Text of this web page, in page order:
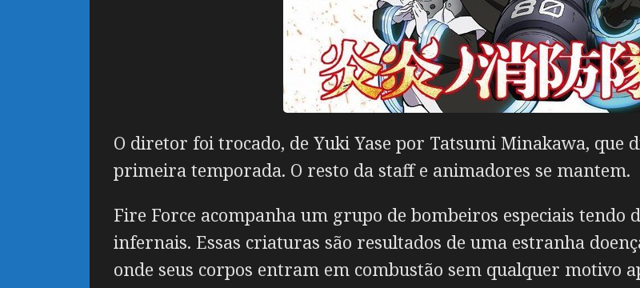
O diretor foi trocado, de Yuki Yase por Tatsumi Minakawa, que
primeira temporada. O resto da staff e animadores se mantem.
Fire Force acompanha um grupo de bombeiros especiais tendo
infernais. Essas criaturas são resultados de uma estranha
onde seus corpos entram em combustão sem qualquer motivo